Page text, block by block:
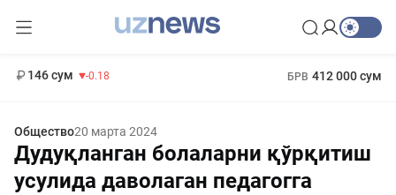
146 сум -0.18 БРВ 412 000 сум
Общество20 марта 2024
Дудуқланган болаларни қўрқитиш
усулида даволаган педагогга